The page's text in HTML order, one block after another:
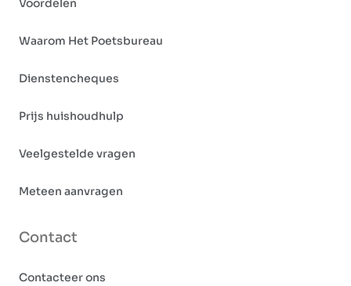
Voordelen
Waarom Het Poetsbureau
Dienstencheques
Prijs huishoudhulp
Veelgestelde vragen
Meteen aanvragen
Contact
Contacteer ons